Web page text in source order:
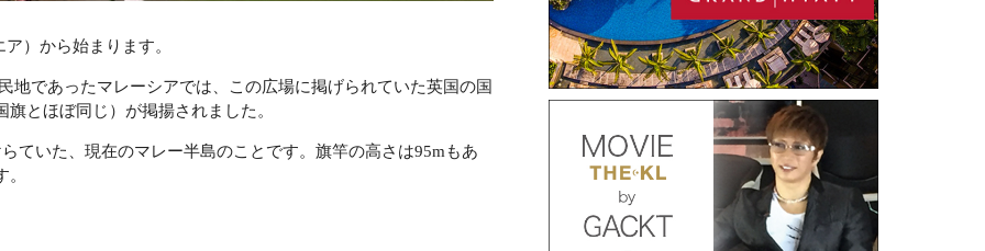
）から始まります。
地であったマレーシアでは、この広場に掲げられていた英国の国
とほぼ同じ）が掲揚されました。
ていた、現在のマレー半島のことです。旗竿の高さは95mもあ